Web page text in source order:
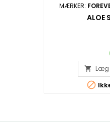
MÆRKER:
ALOE
 Læg
